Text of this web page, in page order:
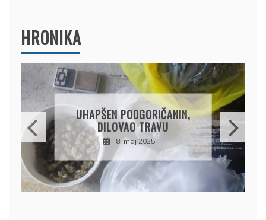
HRONIKA
DRŽAVLJANIN RUSIJE
OSUMNJIČEN DA JE
PRODAO TUĐI BMW,
DRŽAVU NAPUSTIO
BRODOM
12. februar 2025.